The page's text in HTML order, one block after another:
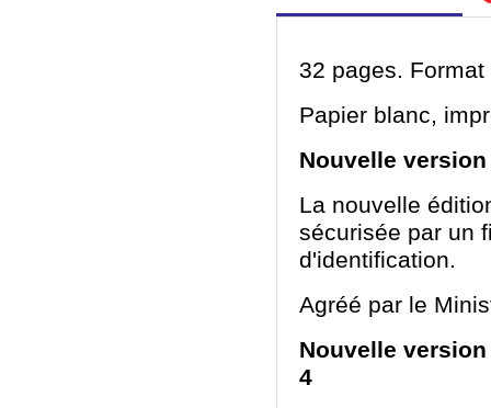
32 pages.
Papier blanc,
Nouvelle
La nouvelle
sécurisée par un
d'identification.
Agréé par le
Nouvelle
4